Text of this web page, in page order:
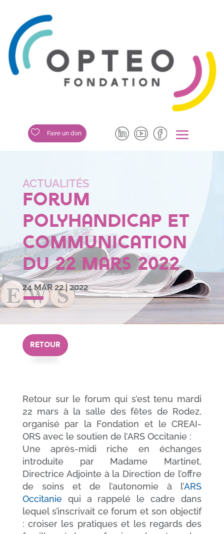
 Faire un don a
Forum
Polyhandicap et
Communication
du 22 mars 2022
24 MAR 22|2022
RETOUR
Retour sur le forum qui s’est tenu mardi
22 mars à la salle des fêtes de Rodez,
organisé par la Fondation et le CREAI-
ORS avec le soutien de l’ARS Occitanie :
Une après-midi riche en échanges
introduite par Madame Martinet,
Directrice Adjointe à la Direction de l’offre
de soins et de l’autonomie à l’ARS
Occitaniequi a rappelé le cadre dans
lequel s’inscrivait ce forum et son objectif
: croiser les pratiques et les regards des